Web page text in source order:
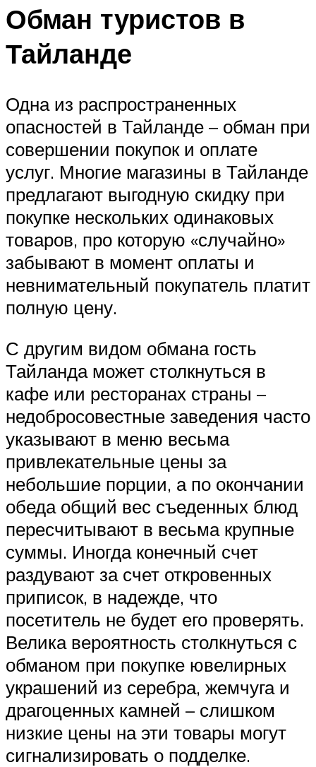
Обман туристов в
Тайланде
Одна из распространенных
опасностей в Тайланде – обман при
совершении покупок и оплате
услуг. Многие магазины в Тайланде
предлагают выгодную скидку при
покупке нескольких одинаковых
товаров, про которую «случайно»
забывают в момент оплаты и
невнимательный покупатель платит
полную цену.
С другим видом обмана гость
Тайланда может столкнуться в
кафе или ресторанах страны –
недобросовестные заведения часто
указывают в меню весьма
привлекательные цены за
небольшие порции, а по окончании
обеда общий вес съеденных блюд
пересчитывают в весьма крупные
суммы. Иногда конечный счет
раздувают за счет откровенных
приписок, в надежде, что
посетитель не будет его проверять.
Велика вероятность столкнуться с
обманом при покупке ювелирных
украшений из серебра, жемчуга и
драгоценных камней – слишком
низкие цены на эти товары могут
сигнализировать о подделке.